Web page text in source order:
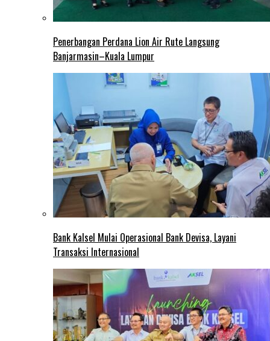
Penerbangan Perdana Lion Air Rute Langsung
Banjarmasin–Kuala Lumpur
Bank Kalsel Mulai Operasional Bank Devisa, Layani
Transaksi Internasional